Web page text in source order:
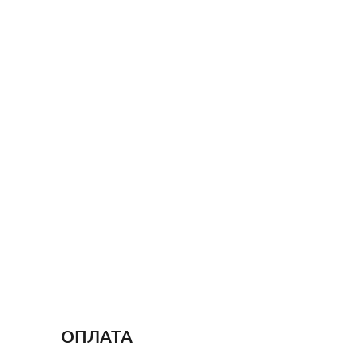
ОПЛАТА